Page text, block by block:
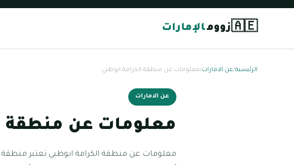
🇦🇪زوومالإمارات
الرئيسية/عن الامارات/معلومات عن منطقة الكرامة ابوظبي
عن الامارات
معلومات عن منطقة
معلومات عن منطقة الكرامة ابوظبي تعتبر منطقة